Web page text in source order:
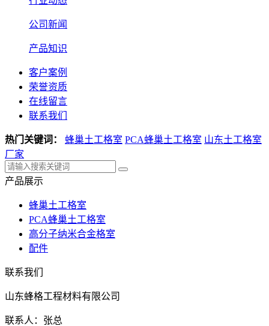
公司新闻
产品知识
客户案例
荣誉资质
在线留言
联系我们
热门关键词： 蜂巢土工格室 PCA蜂巢土工格室 山东土工格室
厂家
产品展示
蜂巢土工格室
PCA蜂巢土工格室
高分子纳米合金格室
配件
联系我们
山东蜂格工程材料有限公司
联系人：张总